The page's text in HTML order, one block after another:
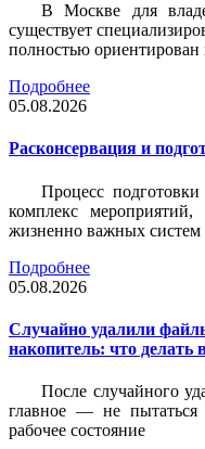
В Москве для
существует
полностью ориентирован
Подробнее
05.08.2026
Расконсервация и
Процесс
комплекс
жизненно важных систем
Подробнее
05.08.2026
Случайно удалили
накопитель: что
После случайного
главное — не пытаться
рабочее состояние